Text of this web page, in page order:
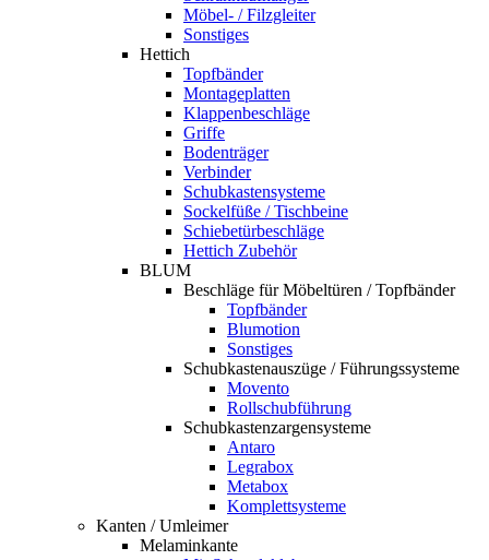
Möbel- / Filzgleiter
Sonstiges
Hettich
Topfbänder
Montageplatten
Klappenbeschläge
Griffe
Bodenträger
Verbinder
Schubkastensysteme
Sockelfüße / Tischbeine
Schiebetürbeschläge
Hettich Zubehör
BLUM
Beschläge für Möbeltüren / Topfbänder
Topfbänder
Blumotion
Sonstiges
Schubkastenauszüge / Führungssysteme
Movento
Rollschubführung
Schubkastenzargensysteme
Antaro
Legrabox
Metabox
Komplettsysteme
Kanten / Umleimer
Melaminkante